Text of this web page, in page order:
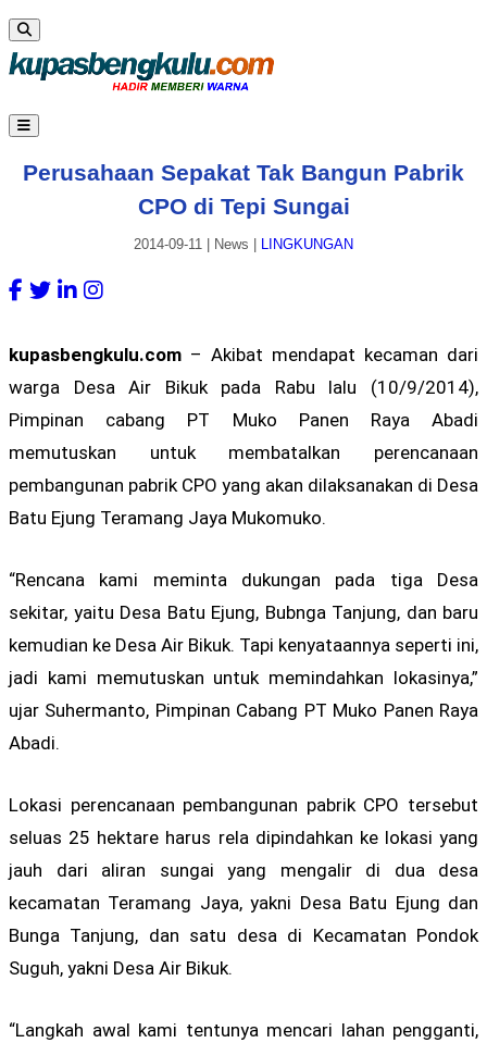
Perusahaan Sepakat Tak Bangun Pabrik
CPO di Tepi Sungai
2014-09-11 News LINGKUNGAN
kupasbengkulu.com – Akibat mendapat kecaman dari
warga Desa Air Bikuk pada Rabu lalu (10/9/2014),
Pimpinan cabang PT Muko Panen Raya Abadi
memutuskan untuk membatalkan perencanaan
pembangunan pabrik CPO yang akan dilaksanakan di Desa
Batu Ejung Teramang Jaya Mukomuko.
“Rencana kami meminta dukungan pada tiga Desa
sekitar, yaitu Desa Batu Ejung, Bubnga Tanjung, dan baru
kemudian ke Desa Air Bikuk. Tapi kenyataannya seperti ini,
jadi kami memutuskan untuk memindahkan lokasinya,”
ujar Suhermanto, Pimpinan Cabang PT Muko Panen Raya
Abadi.
Lokasi perencanaan pembangunan pabrik CPO tersebut
seluas 25 hektare harus rela dipindahkan ke lokasi yang
jauh dari aliran sungai yang mengalir di dua desa
kecamatan Teramang Jaya, yakni Desa Batu Ejung dan
Bunga Tanjung, dan satu desa di Kecamatan Pondok
Suguh, yakni Desa Air Bikuk.
“Langkah awal kami tentunya mencari lahan pengganti,